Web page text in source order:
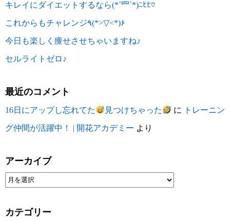
キレイにダイエットするなら(*´罒`*)ﾆﾋﾋ♡
これからもチャレンジ٩(*>▽<*)۶
今日も楽しく痩せさせちゃいますね♪
セルライトゼロ♪
最近のコメント
16日にアップし忘れてた 見つけちゃった に トレーニン
グ仲間が活躍中！ | 開花アカデミー より
アーカイブ
カテゴリー